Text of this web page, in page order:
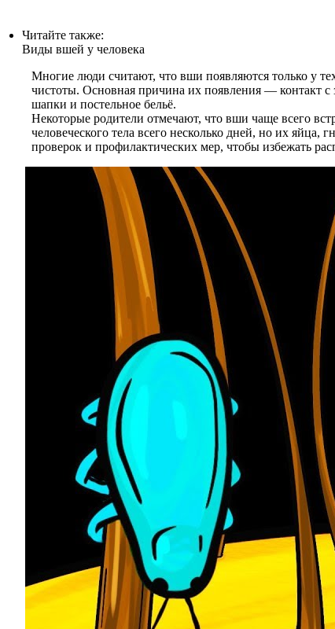
Читайте также:
Виды вшей у человека
Многие люди считают, что вши появляются только у
чистоты. Основная причина их появления — контакт с
шапки и постельное бельё.
Некоторые родители отмечают, что вши чаще всего
человеческого тела всего несколько дней, но их
проверок и профилактических мер, чтобы избежать